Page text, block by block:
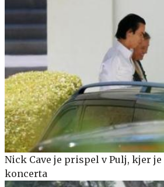
Nick Cave je prispel v Pulj, kjer
koncerta